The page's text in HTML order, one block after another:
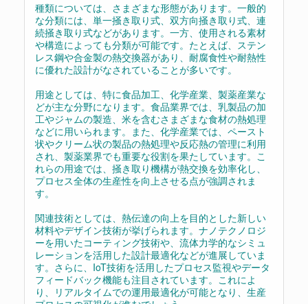
種類については、さまざまな形態があります。一般的
な分類には、単一掻き取り式、双方向掻き取り式、連
続掻き取り式などがあります。一方、使用される素材
や構造によっても分類が可能です。たとえば、ステン
レス鋼や合金製の熱交換器があり、耐腐食性や耐熱性
に優れた設計がなされていることが多いです。
用途としては、特に食品加工、化学産業、製薬産業な
どが主な分野になります。食品業界では、乳製品の加
工やジャムの製造、米を含むさまざまな食材の熱処理
などに用いられます。また、化学産業では、ペースト
状やクリーム状の製品の熱処理や反応熱の管理に利用
され、製薬業界でも重要な役割を果たしています。こ
れらの用途では、掻き取り機構が熱交換を効率化し、
プロセス全体の生産性を向上させる点が強調されま
す。
関連技術としては、熱伝達の向上を目的とした新しい
材料やデザイン技術が挙げられます。ナノテクノロジ
ーを用いたコーティング技術や、流体力学的なシミュ
レーションを活用した設計最適化などが進展していま
す。さらに、IoT技術を活用したプロセス監視やデータ
フィードバック機能も注目されています。これによ
り、リアルタイムでの運用最適化が可能となり、生産